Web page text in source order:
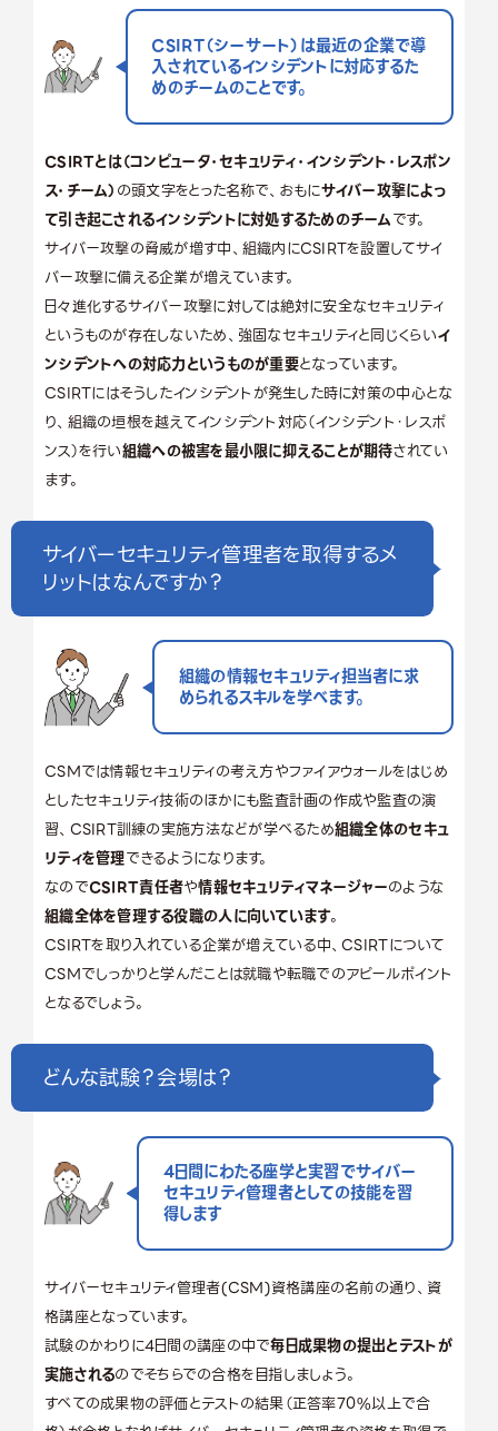
CSIRT（シーサート）は最近の企業で導
入されているインシデントに対応するた
めのチームのことです。
CSIRTとは​​（コンピュータ・セキュリティ・インシデント・レスポン
ス・チーム）の頭文字をとった名称で、おもにサイバー攻撃によっ
て引き起こされるインシデントに対処するためのチームです。
サイバー攻撃の脅威が増す中、組織内にCSIRTを設置してサイ
バー攻撃に備える企業が増えています。
日々進化するサイバー攻撃に対しては絶対に安全なセキュリティ
というものが存在しないため、強固なセキュリティと同じくらいイ
ンシデントへの対応力というものが重要となっています。
CSIRTにはそうしたインシデントが発生した時に対策の中心とな
り、組織の垣根を越えてインシデント対応（インシデント・レスポ
ンス）を行い組織への被害を最小限に抑えることが期待されてい
ます。
サイバーセキュリティ管理者を取得するメ
リットはなんですか？
組織の情報セキュリティ担当者に求
められるスキルを学べます。
CSMでは情報セキュリティの考え方やファイアウォールをはじめ
としたセキュリティ技術のほかにも監査計画の作成や監査の演
習、CSIRT訓練の実施方法などが学べるため組織全体のセキュ
リティを管理できるようになります。
なのでCSIRT責任者や情報セキュリティマネージャーのような
組織全体を管理する役職の人に向いています。
CSIRTを取り入れている企業が増えている中、CSIRTについて
CSMでしっかりと学んだことは就職や転職でのアピールポイント
となるでしょう。
どんな試験？会場は？
4日間にわたる座学と実習でサイバー
セキュリティ管理者としての技能を習
得します
サイバーセキュリティ管理者(CSM)資格講座の名前の通り、資
格講座となっています。
試験のかわりに4日間の講座の中で毎日成果物の提出とテストが
実施されるのでそちらでの合格を目指しましょう。
すべての成果物の評価とテストの結果（正答率70%以上で合